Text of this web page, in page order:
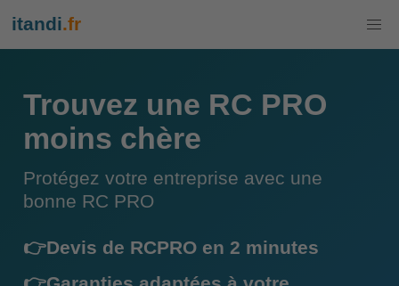
itandi.fr
Trouvez une RC PRO
moins chère
Protégez votre entreprise avec une
bonne RC PRO
👉Devis de RCPRO en 2 minutes